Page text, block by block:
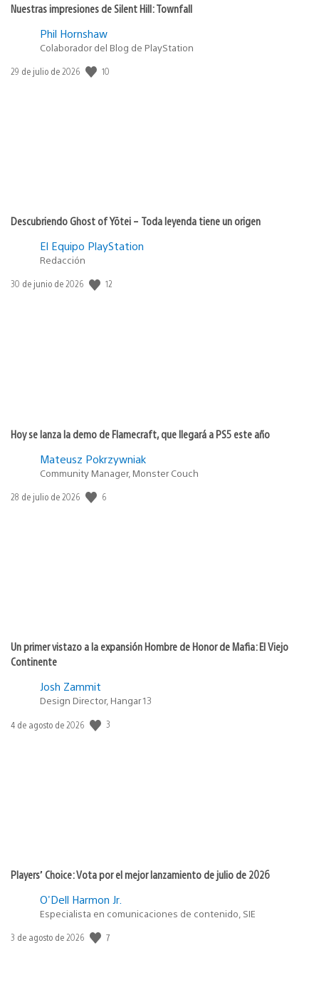
Nuestras impresiones de Silent Hill: Townfall
Phil Hornshaw
Colaborador del Blog de PlayStation
Fecha
29 de julio de 2026 10
Descubriendo Ghost of Yōtei – Toda leyenda tiene un origen
El Equipo PlayStation
Redacción
Fecha
30 de junio de 2026 12
Hoy se lanza la demo de Flamecraft, que llegará a PS5 este año
Mateusz Pokrzywniak
Community Manager, Monster Couch
Fecha
28 de julio de 2026 6
Un primer vistazo a la expansión Hombre de Honor de Mafia: El Viejo
Continente
Josh Zammit
Design Director, Hangar 13
Fecha
4 de agosto de 2026 3
Players’ Choice: Vota por el mejor lanzamiento de julio de 2026
O'Dell Harmon Jr.
Especialista en comunicaciones de contenido, SIE
Fecha
3 de agosto de 2026 7